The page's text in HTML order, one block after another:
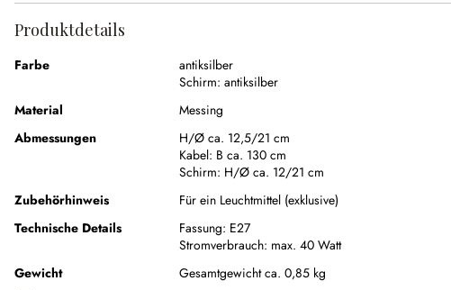
Produktdetails
Farbe
antiksilber
Schirm: antiksilber
Material
Messing
Abmessungen
H/Ø ca. 12,5/21 cm
Kabel: B ca. 130 cm
Schirm: H/Ø ca. 12/21 cm
Zubehörhinweis
Für ein Leuchtmittel (exklusive)
Technische Details
Fassung: E27
Stromverbrauch: max. 40 Watt
Gewicht
Gesamtgewicht ca. 0,85 kg